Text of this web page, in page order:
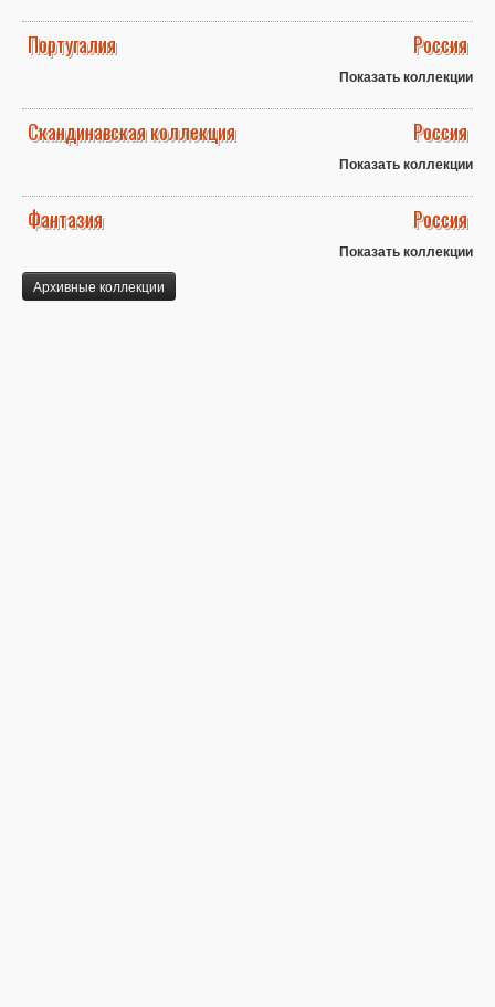
Португалия Россия
Показать коллекции
Скандинавская коллекция Россия
Показать коллекции
Фантазия Россия
Показать коллекции
Архивные коллекции